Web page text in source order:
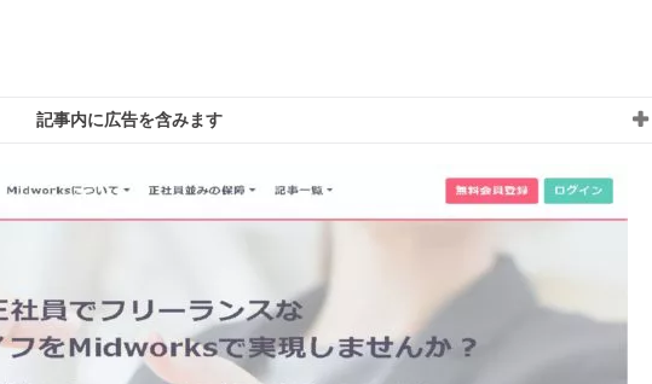
記事内に広告を含みます